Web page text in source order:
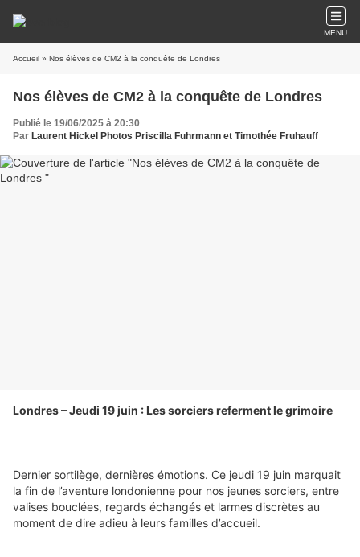
MENU
Accueil » Nos élèves de CM2 à la conquête de Londres
Nos élèves de CM2 à la conquête de Londres
Publié le 19/06/2025 à 20:30
Par Laurent Hickel Photos Priscilla Fuhrmann et Timothée Fruhauff
Londres – Jeudi 19 juin : Les sorciers referment le grimoire
Dernier sortilège, dernières émotions. Ce jeudi 19 juin marquait
la fin de l’aventure londonienne pour nos jeunes sorciers, entre
valises bouclées, regards échangés et larmes discrètes au
moment de dire adieu à leurs familles d’accueil.